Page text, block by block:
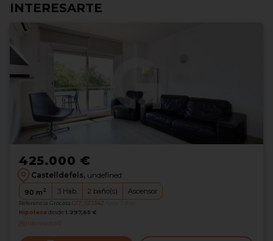
INTERESARTE
425.000 €
Castelldefels, undefined
90 m2 3 Hab. 2 baño(s) Ascensor
Referencia Grocasa G17_523342
Hipoteca desde 1.297,65 €
Interesados0